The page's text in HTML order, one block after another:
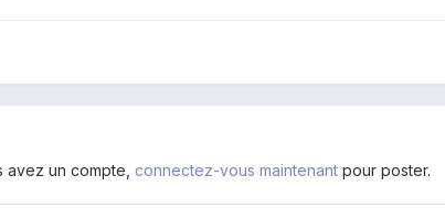
un compte, connectez-vous maintenant pour poster.